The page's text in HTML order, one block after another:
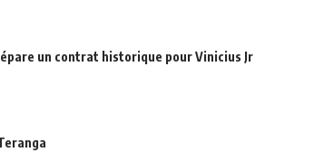
un contrat historique pour Vinicius Jr